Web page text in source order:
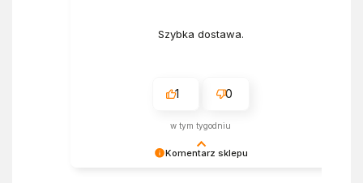
Komentarz sklepu
Szybka dostawa.
1 0
w tym tygodniu